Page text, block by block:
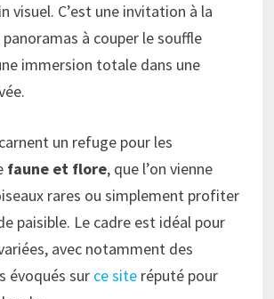
visuel. C’est une invitation à la
à couper le souffle
immersion totale dans une
un refuge pour les
faune et flore, que l’on vienne
rares ou simplement profiter
paisible. Le cadre est idéal pour
avec notamment des
évoqués sur ce site réputé pour